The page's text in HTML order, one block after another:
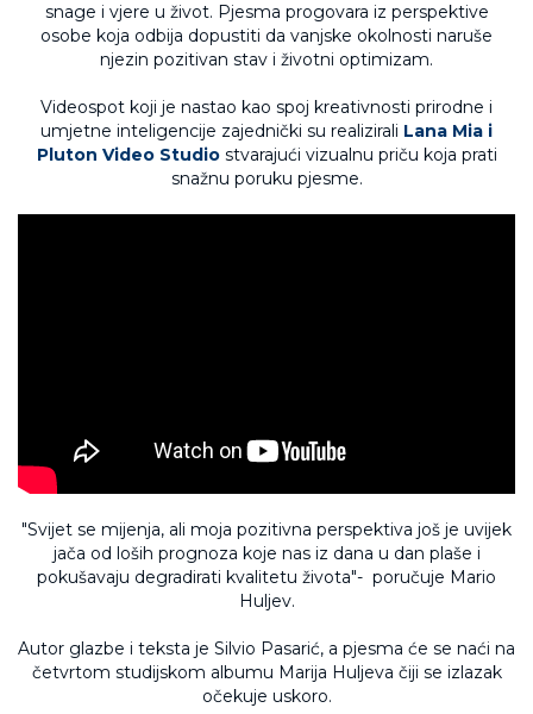
snage i vjere u život. Pjesma progovara iz perspektive
osobe koja odbija dopustiti da vanjske okolnosti naruše
njezin pozitivan stav i životni optimizam.
Videospot koji je nastao kao spoj kreativnosti prirodne i
umjetne inteligencije zajednički su realizirali Lana Mia i
Pluton Video Studiostvarajući vizualnu priču koja prati
snažnu poruku pjesme.
"Svijet se mijenja, ali moja pozitivna perspektiva još je uvijek
jača od loših prognoza koje nas iz dana u dan plaše i
pokušavaju degradirati kvalitetu života"- poručuje Mario
Huljev.
Autor glazbe i teksta je Silvio Pasarić, a pjesma će se naći na
četvrtom studijskom albumu Marija Huljeva čiji se izlazak
očekuje uskoro.